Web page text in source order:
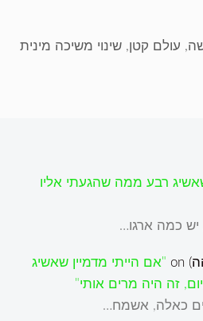
, עולם קטן,שינוי משיכה מינית
רבע ממה שהגעתי אליו
יש כמה ארגו…
on "אם הייתי מדמיין שאשיג
זה היה מרים אותי"
כאלה, אשמח…